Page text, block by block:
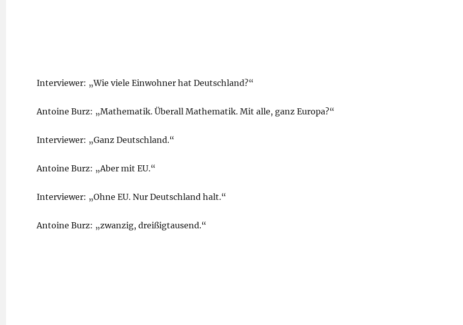
Interviewer: „Wie viele Einwohner hat Deutschland?“
Antoine Burz: „Mathematik. Überall Mathematik. Mit alle, ganz Europa?“
Interviewer: „Ganz Deutschland.“
Antoine Burz: „Aber mit EU.“
Interviewer: „Ohne EU. Nur Deutschland halt.“
Antoine Burz: „zwanzig, dreißigtausend.“